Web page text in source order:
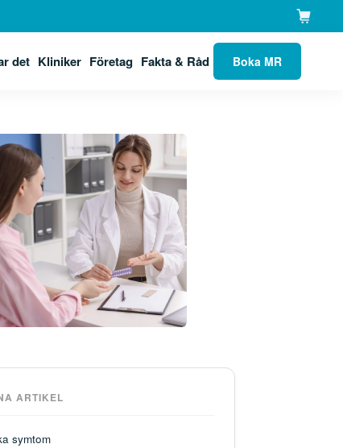
det Kliniker Företag Fakta & Råd Boka MR
ARTIKEL
symtom